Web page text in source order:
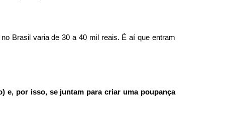
Brasil varia de 30 a 40 mil reais. É aí que entram
e, por isso, se juntam para criar uma poupança